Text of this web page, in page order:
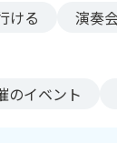
ける 演奏
のイベント